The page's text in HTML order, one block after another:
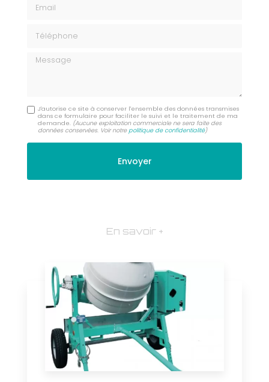
Message
J'autorise ce site à conserver l'ensemble des données transmises
dans ce formulaire pour faciliter le suivi et le traitement de ma
demande. (Aucune exploitation commerciale ne sera faite des
données conservées. Voir notrepolitique de confidentialité)
En savoir +